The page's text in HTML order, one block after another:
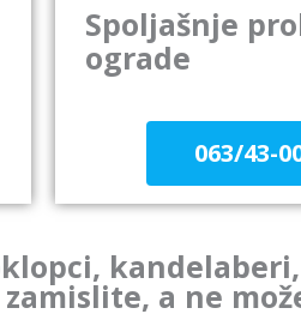
Spoljašnje
ograde
063/43-
zamislite, a ne